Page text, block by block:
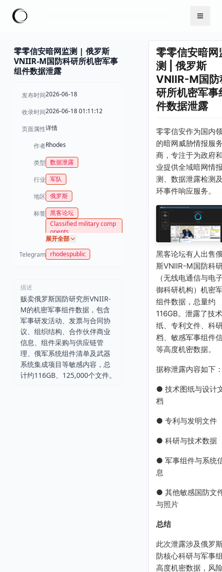
零零信安暗网监测 | 俄罗斯
VNIIR-M国防科研所机密军事
组件数据泄露
发布时间2026-06-18
收录时间2026-06-18 01:11:12
页面属性详情
作者Rhodes
类型 数据泄露
行业 军队
地区 俄罗斯
标签 黑客论坛
Classified military comp
onents
展开全部
Telegram rhodespublic
描述
贩卖俄罗斯国防研究所VNIIR-
M的机密军事组件数据，包含
军事研发活动、发票与合同协
议、组织结构、合作伙伴商业
信息、组件采购与供应链管
理、俄军系统组件清单及武器
系统集成项目等敏感内容，总
计约116GB、125,000个文件。
零零信安暗网
测 | 俄罗斯
VNIIR-M国防
研所机密军事
件数据泄露
零零信安作为国内
的暗网威胁情报服
商，专注于为政府
业提供全域暗网情
测、数据泄露检测
环事件响应服务。
黑客论坛有人出售
斯VNIIR-M国防科
（无线电通信与电
御科研机构）机密
组件数据，总量约
116GB。泄露了技
纸、专利文件、科
档、敏感军事组件
等高度机密数据。
据称泄露内容如下
● 技术图纸与设计
档
● 专利与发明文件
● 科研与技术数据
● 军事组件与系统
息
● 其他敏感国防文
与照片
总结
此次泄露涉及俄罗
防核心科研与军事
高度机密数据，风